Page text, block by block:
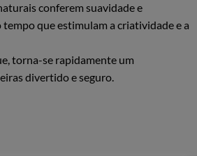
conferem suavidade e
que estimulam a criatividade e a
torna-se rapidamente um
divertido e seguro.